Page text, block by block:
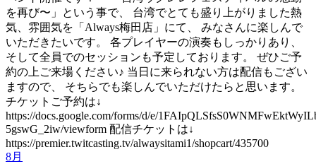
を再び〜」という事で、 台湾でとても盛り上がりました熱
気、雰囲気を「Always梅田店」にて、 みなさんに楽しんで
いただきたいです。 各プレイヤーの演奏もしっかりあり、
そして全員でのセッションも予定しております。 ぜひご予
約の上ご来場ください♪ 当日に来られない方は配信もござい
ますので、 そちらでも楽しんでいただけたらと思います。
チケットご予約は↓
https://docs.google.com/forms/d/e/
5gswG_2iw/viewform 配信チケットは↓
https://premier.twitcasting.tv/alwaysitami1/shopcart/435700
8月